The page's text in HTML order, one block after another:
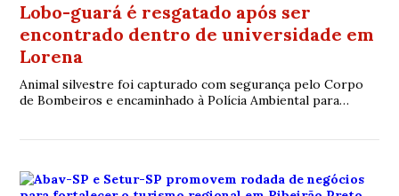
Lobo-guará é resgatado após ser
encontrado dentro de universidade em
Lorena
Animal silvestre foi capturado com segurança pelo Corpo
de Bombeiros e encaminhado à Polícia Ambiental para